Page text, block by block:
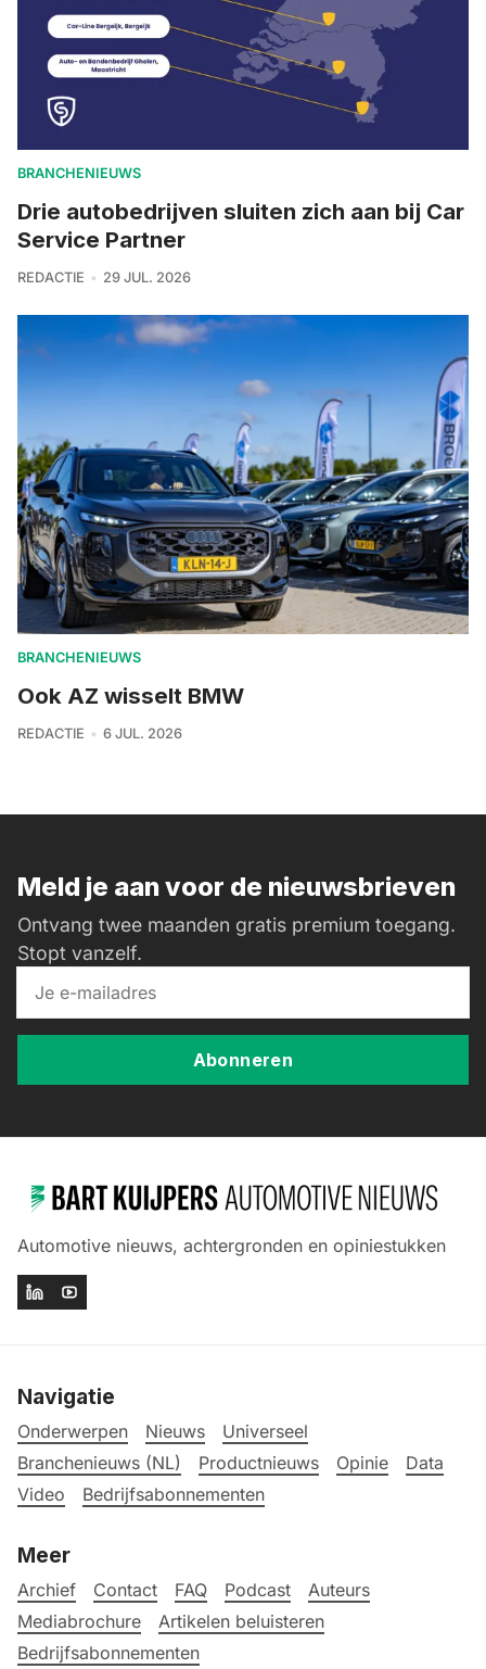
BRANCHENIEUWS
Drie autobedrijven sluiten zich aan bij Car
Service Partner
REDACTIE 29 JUL. 2026
BRANCHENIEUWS
Ook AZ wisselt BMW
REDACTIE 6 JUL. 2026
Meld je aan voor de nieuwsbrieven
Ontvang twee maanden gratis premium toegang.
Stopt vanzelf.
Abonneren
Automotive nieuws, achtergronden en opiniestukken
Navigatie
Onderwerpen Nieuws
Universeel
Branchenieuws (NL)
Productnieuws Opinie
Data
Video
Bedrijfsabonnementen
Meer
Archief Contact FAQ Podcast
Auteurs
Mediabrochure
Artikelen beluisteren
Bedrijfsabonnementen